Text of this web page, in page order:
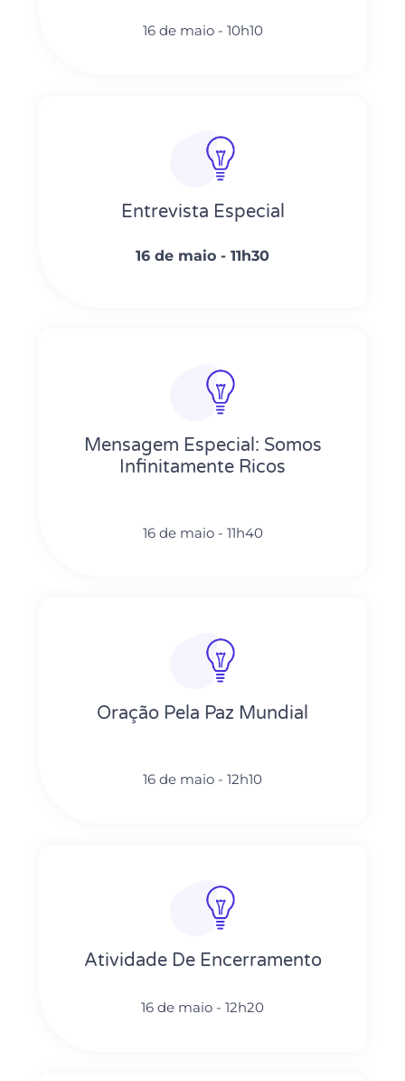
16 de maio - 10h10
Entrevista Especial
16 de maio - 11h30
Mensagem Especial: Somos
Infinitamente Ricos
16 de maio - 11h40
Oração Pela Paz Mundial
16 de maio - 12h10
Atividade De Encerramento
16 de maio - 12h20